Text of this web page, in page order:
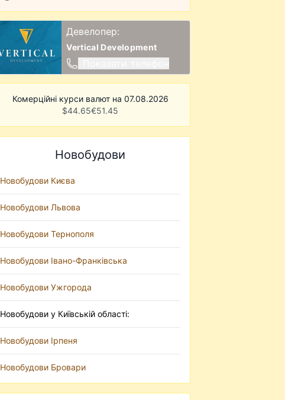
Девелопер:
Vertical Development
Комерційні курси валют на 07.08.2026
$44.65€51.45
Новобудови
Новобудови Києва
Новобудови Львова
Новобудови Тернополя
Новобудови Івано-Франківська
Новобудови Ужгорода
Новобудови у Київській області:
Новобудови Ірпеня
Новобудови Бровари